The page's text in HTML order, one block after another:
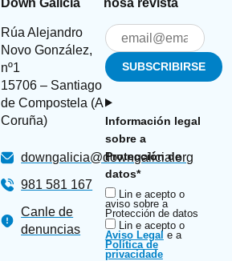
Down Galicia
Rúa Alejandro
Novo González,
nº1
15706 – Santiago
de Compostela (A
Coruña)
downgalicia@downgalicia.org
981 581 167
Canle de
denuncias
nosa revista
Información legal
sobre a
Protección de
datos*
Lin e acepto o
aviso sobre a
Protección de datos
Lin e acepto o
Aviso Legal e a
Política de
privacidade